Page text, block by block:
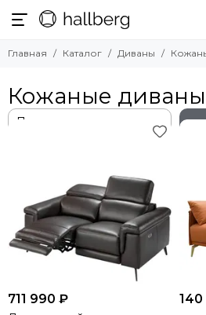
Диваны
Трехместные диваны
Четырехместные диваны
Кожаные диваны
Раскладные диваны
Главная Каталог Диваны
Кожаные диваны
711 990 ₽